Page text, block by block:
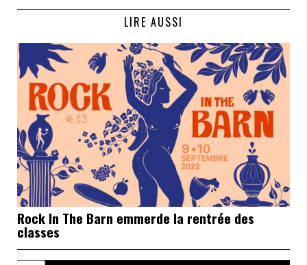
LIRE AUSSI
Rock In The Barn emmerde la rentrée des
classes